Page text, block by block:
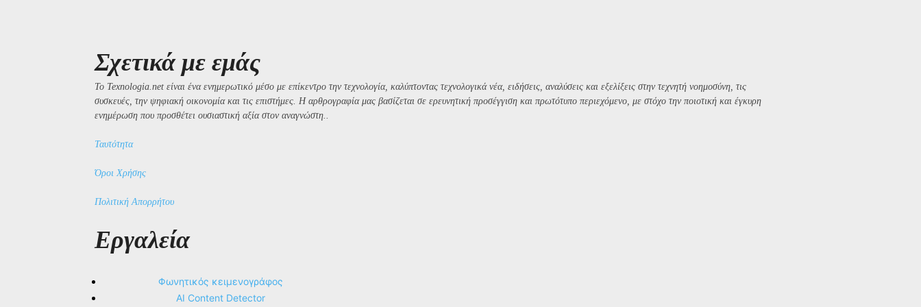
Σχετικά με εμάς
Το Texnologia.net είναι ένα ενημερωτικό μέσο με επίκεντρο την τεχνολογία, καλύπτοντας τεχνολογικά νέα, ειδήσεις, αναλύσεις και εξελίξεις στην τεχνητή νοημοσύνη, τις
συσκευές, την ψηφιακή οικονομία και τις επιστήμες. Η αρθρογραφία μας βασίζεται σε ερευνητική προσέγγιση και πρωτότυπο περιεχόμενο, με στόχο την ποιοτική και έγκυρη
ενημέρωση που προσθέτει ουσιαστική αξία στον αναγνώστη..
Ταυτότητα
Όροι Χρήσης
Πολιτική Απορρήτου
Εργαλεία
Φωνητικός κειμενογράφος
AI Content Detector